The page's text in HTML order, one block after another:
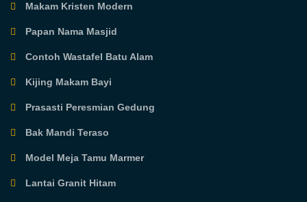
Makam Kristen Modern
Papan Nama Masjid
Contoh Wastafel Batu Alam
Kijing Makam Bayi
Prasasti Peresmian Gedung
Bak Mandi Teraso
Model Meja Tamu Marmer
Lantai Granit Hitam